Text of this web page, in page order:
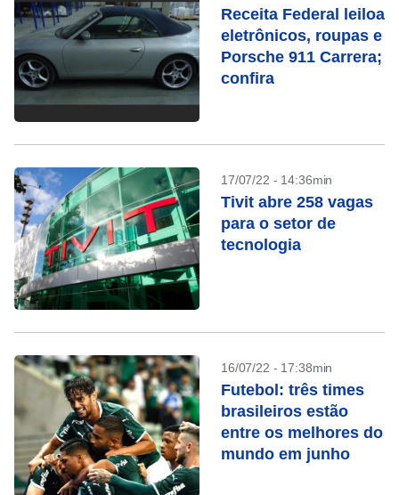
Receita Federal leiloa
eletrônicos, roupas e
Porsche 911 Carrera;
confira
17/07/22 - 14:36min
Tivit abre 258 vagas
para o setor de
tecnologia
16/07/22 - 17:38min
Futebol: três times
brasileiros estão
entre os melhores do
mundo em junho